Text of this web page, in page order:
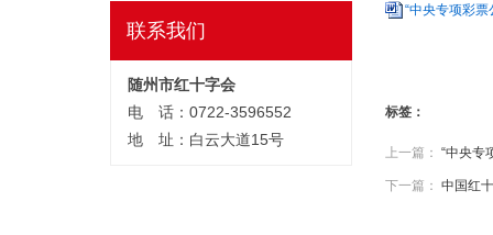
联系我们
随州市红十字会
电 话：0722-3596552
地 址：白云大道15号
“中央专项彩
标签：
上一篇： “中央专
下一篇： 中国红